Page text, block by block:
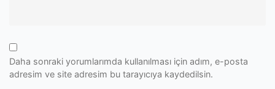
Daha sonraki yorumlarımda kullanılması için adım, e-posta
adresim ve site adresim bu tarayıcıya kaydedilsin.